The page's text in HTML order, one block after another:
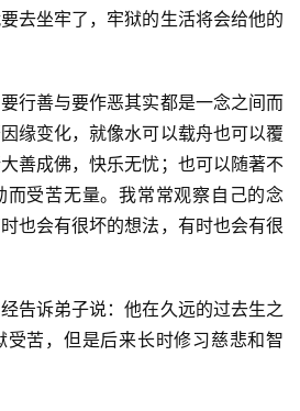
去坐牢了，牢狱的生活将会给他的
行善与要作恶其实都是一念之间而
缘变化，就像水可以载舟也可以覆
善成佛，快乐无忧；也可以随著不
而受苦无量。我常常观察自己的念
也会有很坏的想法，有时也会有很
告诉弟子说：他在久远的过去生之
苦，但是后来长时修习慈悲和智